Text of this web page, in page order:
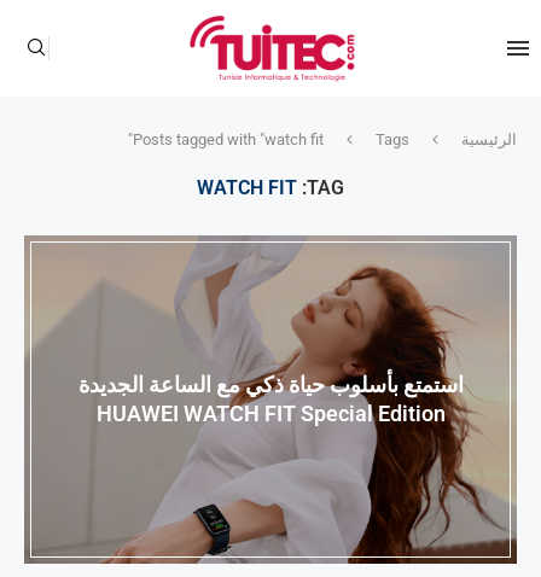
الرئيسية Tags
Posts tagged with "watch fit"
TAG:
WATCH FIT
استمتع بأسلوب حياة ذكي مع الساعة الجديدة
HUAWEI WATCH FIT Special Edition